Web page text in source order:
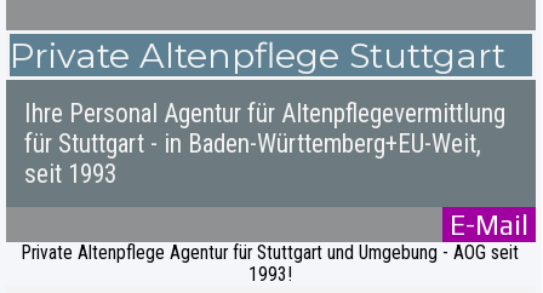
Private Altenpflege Stuttgart
Ihre Personal Agentur für Altenpflegevermittlung
für Stuttgart - in Baden-Württemberg+EU-Weit,
seit 1993
E-Mail
Private Altenpflege Agentur für Stuttgart und Umgebung - AOG seit
1993!